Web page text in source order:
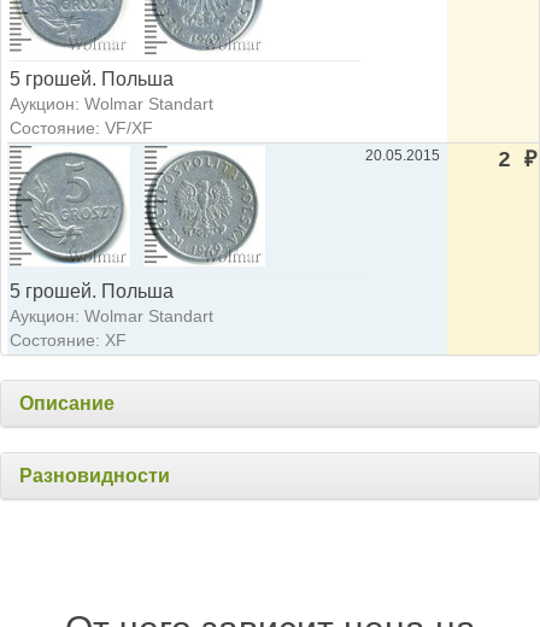
5 грошей. Польша
Аукцион: Wolmar Standart
Состояние: VF/XF
5 грошей. Польша
Аукцион: Wolmar Standart
Состояние: XF
20.05.2015 2 ₽
Описание
Разновидности